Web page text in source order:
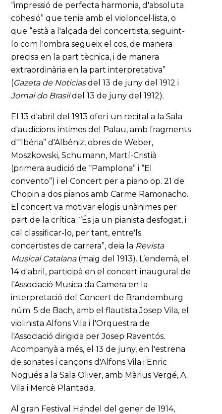
“impressió de perfecta harmonia, d'absoluta
cohesió” que tenia amb el violoncel·lista, o
que “està a l'alçada del concertista, seguint-
lo com l'ombra segueix el cos, de manera
precisa en la part tècnica, i de manera
extraordinària en la part interpretativa”
(Gazeta de Noticiasdel 13 de juny del 1912 i
Jornal do Brasildel 13 de juny del 1912).
El 13 d'abril del 1913 oferí un recital a la Sala
d'audicions íntimes del Palau, amb fragments
d'“Ibéria” d'Albéniz, obres de Weber,
Moszkowski, Schumann, Martí-Cristià
(primera audició de “Pamplona” i “El
convento”) i el Concert per a piano op. 21 de
Chopin a dos pianos amb Carme Ramonacho.
El concert va motivar elogis unànimes per
part de la crítica: “És ja un pianista desfogat, i
cal classificar-lo, per tant, entre'ls
concertistes de carrera”, deia la Revista
Musical Catalana(maig del 1913). L’endemà, el
14 d'abril, participà en el concert inaugural de
l'Associació Musica da Camera en la
interpretació del Concert de Brandemburg
núm. 5 de Bach, amb el flautista Josep Vila, el
violinista Alfons Vila i l'Orquestra de
l'Associació dirigida per Josep Raventós.
Acompanyà a més, el 13 de juny, en l'estrena
de sonates i cançons d'Alfons Vila i Enric
Nogués a la Sala Oliver, amb Màrius Vergé, A.
Vila i Mercè Plantada.
Al gran Festival Händel del gener de 1914,